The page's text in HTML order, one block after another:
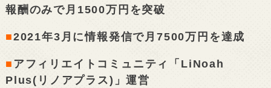
報酬のみで月1500万円を突破
■2021年3月に情報発信で月7500万円を達成
■ アフィリエイトコミュニティ「LiNoah
Plus(リノアプラス)」運営